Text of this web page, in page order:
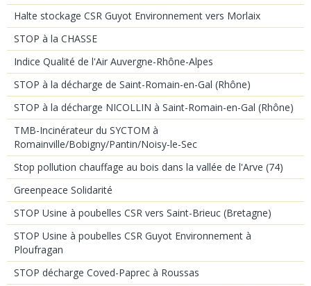
Halte stockage CSR Guyot Environnement vers Morlaix
STOP à la CHASSE
Indice Qualité de l'Air Auvergne-Rhône-Alpes
STOP à la décharge de Saint-Romain-en-Gal (Rhône)
STOP à la décharge NICOLLIN à Saint-Romain-en-Gal (Rhône)
TMB-Incinérateur du SYCTOM à
Romainville/Bobigny/Pantin/Noisy-le-Sec
Stop pollution chauffage au bois dans la vallée de l'Arve (74)
Greenpeace Solidarité
STOP Usine à poubelles CSR vers Saint-Brieuc (Bretagne)
STOP Usine à poubelles CSR Guyot Environnement à
Ploufragan
STOP décharge Coved-Paprec à Roussas